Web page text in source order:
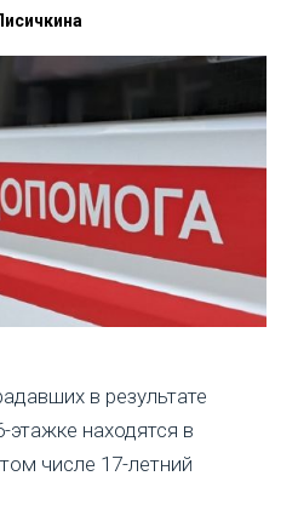
в результате
находятся в
числе 17-летний